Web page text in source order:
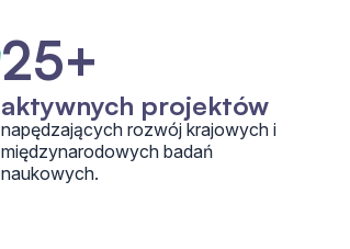
25+
aktywnych projektów
napędzających rozwój krajowych i
międzynarodowych badań
naukowych.